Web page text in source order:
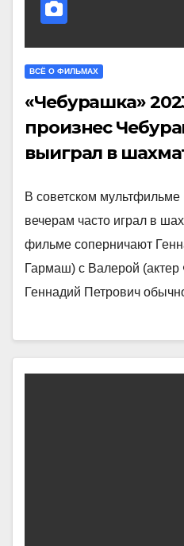
ВСЁ О ФИЛЬМАХ
«Чебурашка»
произнес
выиграл в
В советском мультфильме
вечерам часто играл в
фильме соперничают
Гармаш) с Валерой
Геннадий Петрович